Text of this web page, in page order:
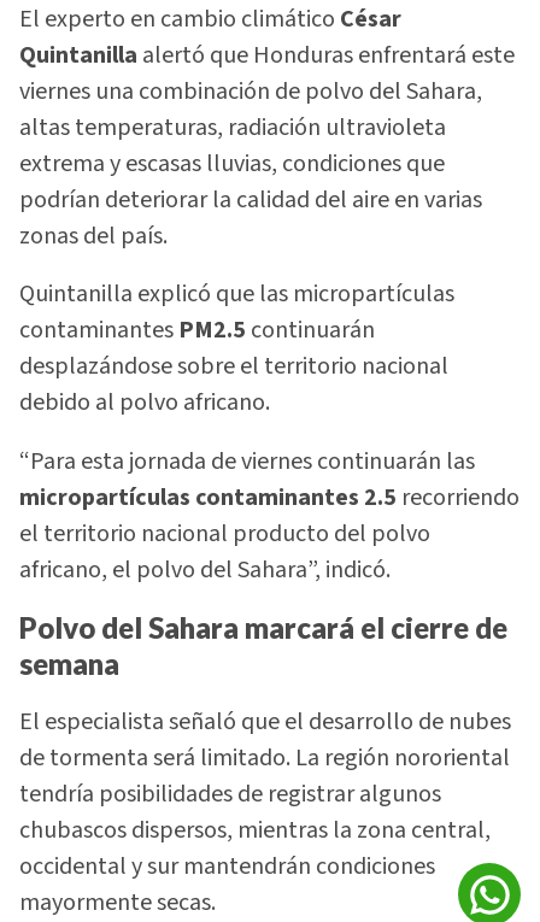
El experto en cambio climático César
Quintanilla alertó que Honduras enfrentará este
viernes una combinación de polvo del Sahara,
altas temperaturas, radiación ultravioleta
extrema y escasas lluvias, condiciones que
podrían deteriorar la calidad del aire en varias
zonas del país.
Quintanilla explicó que las micropartículas
contaminantes PM2.5 continuarán
desplazándose sobre el territorio nacional
debido al polvo africano.
“Para esta jornada de viernes continuarán las
micropartículas contaminantes 2.5 recorriendo
el territorio nacional producto del polvo
africano, el polvo del Sahara”, indicó.
Polvo del Sahara marcará el cierre de
semana
El especialista señaló que el desarrollo de nubes
de tormenta será limitado. La región nororiental
tendría posibilidades de registrar algunos
chubascos dispersos, mientras la zona central,
occidental y sur mantendrán condiciones
mayormente secas.